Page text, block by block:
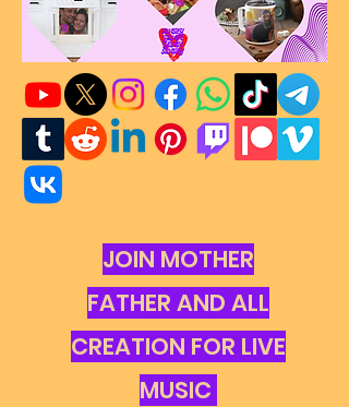
JOIN MOTHER
FATHER AND ALL
CREATION FOR LIVE
MUSIC